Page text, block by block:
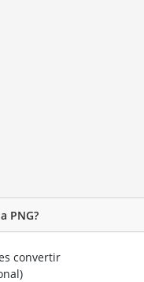
PNG?
convertir